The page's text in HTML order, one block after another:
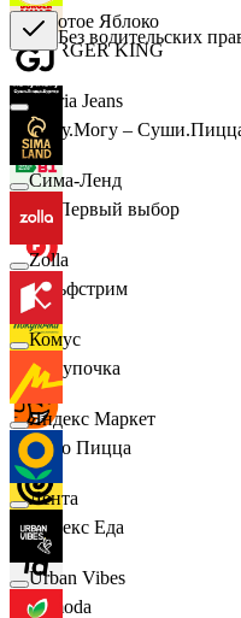
BURGER KING
Хочу.Могу –
B1 Первый выбор
Гольфстрим
Покупочка
Додо Пицца
Яндекс Еда
Lamoda
Золотое Яблоко
Gloria Jeans
Сима-Ленд
Zolla
Комус
Яндекс Маркет
Лента
Urban Vibes
Без водительских